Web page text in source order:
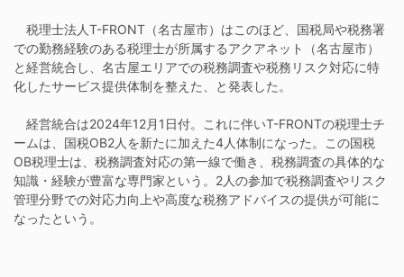
税理士法人T-FRONT（名古屋市）はこのほど、国税局や税務署
での勤務経験のある税理士が所属するアクアネット（名古屋市）
と経営統合し、名古屋エリアでの税務調査や税務リスク対応に特
化したサービス提供体制を整えた、と発表した。
経営統合は2024年12月1日付。これに伴いT-FRONTの税理士チ
ームは、国税OB2人を新たに加えた4人体制になった。この国税
OB税理士は、税務調査対応の第一線で働き、税務調査の具体的な
知識・経験が豊富な専門家という。2人の参加で税務調査やリスク
管理分野での対応力向上や高度な税務アドバイスの提供が可能に
なったという。